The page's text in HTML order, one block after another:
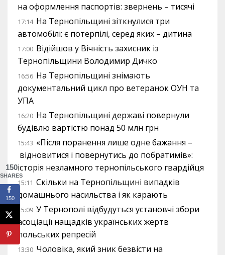
на оформлення паспортів: звернень – тисячі
17:14 На Тернопільщині зіткнулися три
автомобілі: є потерпілі, серед яких – дитина
17:00 Відійшов у Вічність захисник із
Тернопільщини Володимир Дичко
16:56 На Тернопільщині знімають
документальний цикл про ветеранок ОУН та
УПА
16:20 На Тернопільщині державі повернули
будівлю вартістю понад 50 млн грн
15:43 «Після поранення лише одне бажання –
відновитися і повернутись до побратимів»:
історія незламного тернопільського гвардійця
15:11 Скільки на Тернопільщині випадків
домашнього насильства і як карають
15:09 У Тернополі відбудуться установчі збори
асоціації нащадків українських жертв
польських репресій
13:30 Чоловіка, який зник безвісти на
150
SHARES
150